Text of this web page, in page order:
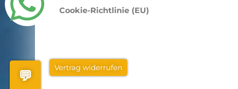
Cookie-Richtlinie (EU)
Vertrag widerrufen
💬